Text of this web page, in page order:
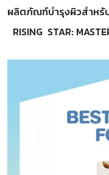
ผลิตภัณฑ์บำรุงผิวสำหรับ
RISING STAR: